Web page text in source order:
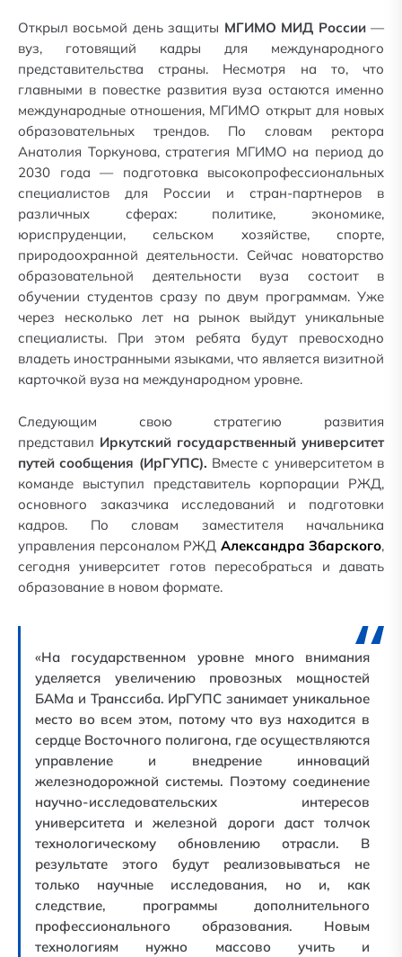
Открыл восьмой день защиты МГИМО МИД России—
вуз, готовящий кадры для международного
представительства страны. Несмотря на то, что
главными в повестке развития вуза остаются именно
международные отношения, МГИМО открыт для новых
образовательных трендов. По словам ректора
Анатолия Торкунова, стратегия МГИМО на период до
2030 года — подготовка высокопрофессиональных
специалистов для России и стран-партнеров в
различных сферах: политике, экономике,
юриспруденции, сельском хозяйстве, спорте,
природоохранной деятельности. Сейчас новаторство
образовательной деятельности вуза состоит в
обучении студентов сразу по двум программам. Уже
через несколько лет на рынок выйдут уникальные
специалисты. При этом ребята будут превосходно
владеть иностранными языками, что является визитной
карточкой вуза на международном уровне.
Следующим свою стратегию развития
представил Иркутский государственный университет
путей сообщения (ИрГУПС). Вместе с университетом в
команде выступил представитель корпорации РЖД,
основного заказчика исследований и подготовки
кадров. По словам заместителя начальника
управления персоналом РЖД Александра Збарского,
сегодня университет готов пересобраться и давать
образование в новом формате.
«На государственном уровне много внимания
уделяется увеличению провозных мощностей
БАМа и Транссиба. ИрГУПС занимает уникальное
место во всем этом, потому что вуз находится в
сердце Восточного полигона, где осуществляются
управление и внедрение инноваций
железнодорожной системы. Поэтому соединение
научно-исследовательских интересов
университета и железной дороги даст толчок
технологическому обновлению отрасли. В
результате этого будут реализовываться не
только научные исследования, но и, как
следствие, программы дополнительного
профессионального образования. Новым
технологиям нужно массово учить и